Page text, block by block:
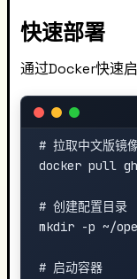
快速部署
通过Docker快速
# 拉取中文版镜
docker pull
# 创建配置目录
mkdir -p ~/
# 启动容器